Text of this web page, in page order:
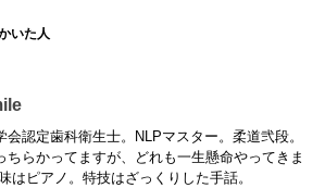
いた人
会認定歯科衛生士。NLPマスター。柔道弐段。
ちらかってますが、どれも一生懸命やってきま
はピアノ。特技はざっくりした手話。